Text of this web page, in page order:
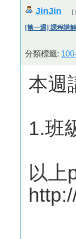
JinJin [
[第一週] 課程講
分類標籤:
本週
1.班
以上